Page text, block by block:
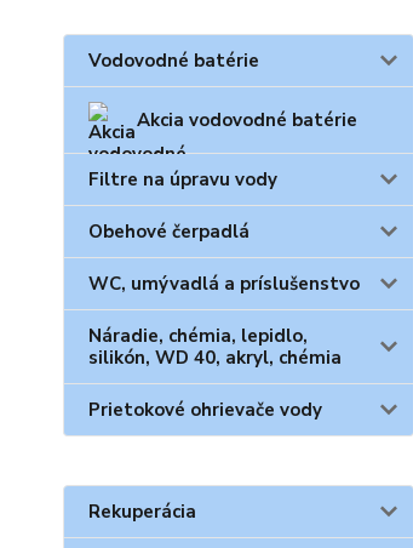
Vodovodné batérie
Akcia vodovodné batérie
Filtre na úpravu vody
Obehové čerpadlá
WC, umývadlá a príslušenstvo
Náradie, chémia, lepidlo,
silikón, WD 40, akryl, chémia
Prietokové ohrievače vody
Rekuperácia